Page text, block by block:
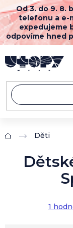
Přejít
na
obsah
Od 3. do 9. 8.
telefonu a e-
expedujeme
odpovíme hned
Domů Děti
1